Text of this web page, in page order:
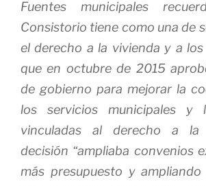
Fuentes municipales
Consistorio tiene como una de
el derecho a la vivienda y a los
que en octubre de 2015
de gobierno para mejorar la
los servicios municipales y
vinculadas al derecho a la
decisión “ampliaba convenios
más presupuesto y